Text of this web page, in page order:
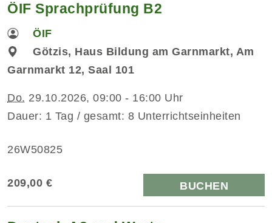
ÖIF Sprachprüfung B2
ÖIF
Götzis, Haus Bildung am Garnmarkt, Am
Garnmarkt 12, Saal 101
Do. 29.10.2026, 09:00 - 16:00 Uhr
Dauer: 1 Tag / gesamt: 8 Unterrichtseinheiten
26W50825
209,00 € BUCHEN